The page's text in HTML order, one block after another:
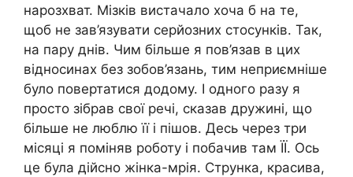
нарозхват. Мізків вистачало хоча б на те,
щоб не зав’язувати серйозних стосунків. Так,
на пару днів. Чим більше я пов’язав в цих
відносинах без зобов’язань, тим неприємніше
було повертатися додому. І одного разу я
просто зібрав свої речі, сказав дружині, що
більше не люблю її і пішов. Десь через три
місяці я поміняв роботу і побачив там ЇЇ. Ось
це була дійсно жінка-мрія. Струнка, красива,